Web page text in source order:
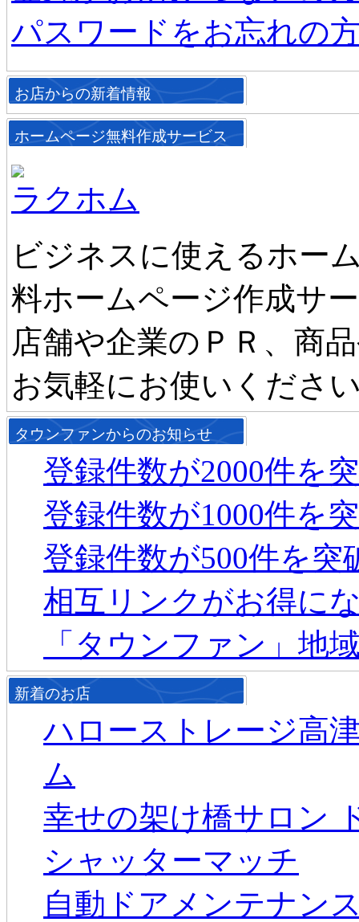
パスワードをお忘れの
お店からの新着情報
ホームページ無料作成サービス
ラクホム
ビジネスに使えるホー
料ホームページ作成サ
店舗や企業のＰＲ、商
お気軽にお使いくださ
タウンファンからのお知らせ
登録件数が2000件を
登録件数が1000件を
登録件数が500件を突
相互リンクがお得に
「タウンファン」地
新着のお店
ハローストレージ高
ム
幸せの架け橋サロン
シャッターマッチ
自動ドアメンテナン